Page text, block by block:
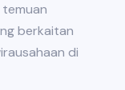
berkaitan
di